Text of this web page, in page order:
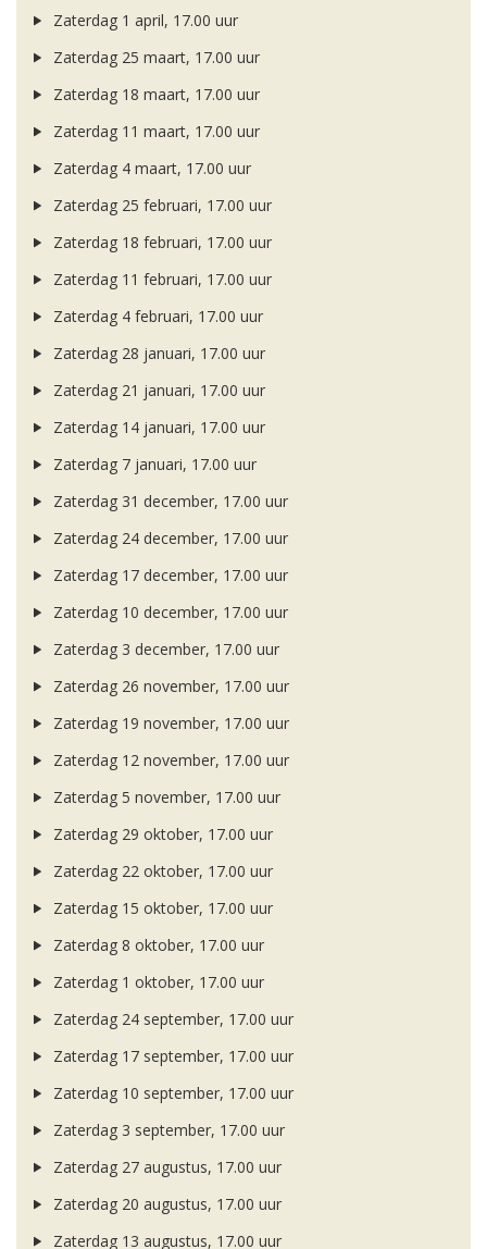
Zaterdag 1 april, 17.00 uur
Zaterdag 25 maart, 17.00 uur
Zaterdag 18 maart, 17.00 uur
Zaterdag 11 maart, 17.00 uur
Zaterdag 4 maart, 17.00 uur
Zaterdag 25 februari, 17.00 uur
Zaterdag 18 februari, 17.00 uur
Zaterdag 11 februari, 17.00 uur
Zaterdag 4 februari, 17.00 uur
Zaterdag 28 januari, 17.00 uur
Zaterdag 21 januari, 17.00 uur
Zaterdag 14 januari, 17.00 uur
Zaterdag 7 januari, 17.00 uur
Zaterdag 31 december, 17.00 uur
Zaterdag 24 december, 17.00 uur
Zaterdag 17 december, 17.00 uur
Zaterdag 10 december, 17.00 uur
Zaterdag 3 december, 17.00 uur
Zaterdag 26 november, 17.00 uur
Zaterdag 19 november, 17.00 uur
Zaterdag 12 november, 17.00 uur
Zaterdag 5 november, 17.00 uur
Zaterdag 29 oktober, 17.00 uur
Zaterdag 22 oktober, 17.00 uur
Zaterdag 15 oktober, 17.00 uur
Zaterdag 8 oktober, 17.00 uur
Zaterdag 1 oktober, 17.00 uur
Zaterdag 24 september, 17.00 uur
Zaterdag 17 september, 17.00 uur
Zaterdag 10 september, 17.00 uur
Zaterdag 3 september, 17.00 uur
Zaterdag 27 augustus, 17.00 uur
Zaterdag 20 augustus, 17.00 uur
Zaterdag 13 augustus, 17.00 uur